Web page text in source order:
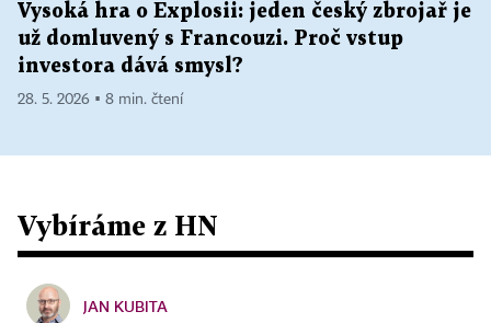
Vysoká hra o Explosii: jeden český zbrojař je
už domluvený s Francouzi. Proč vstup
investora dává smysl?
28. 5. 2026 ▪ 8 min. čtení
Vybíráme z HN
JAN KUBITA